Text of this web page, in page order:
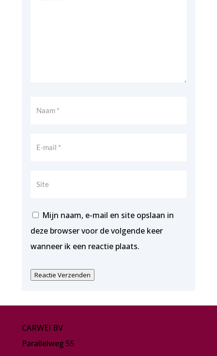
Mijn naam, e-mail en site opslaan in
deze browser voor de volgende keer
wanneer ik een reactie plaats.
Reactie Verzenden
CARWEI BV
Parallelweg 55